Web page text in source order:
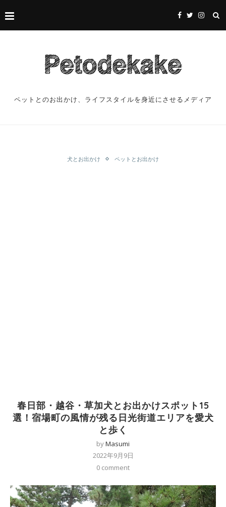
ペットとのお出かけ、ライフスタイルを身近にさせるメディア
犬とお出かけ ペットとお出かけ
春日部・越谷・草加犬とお出かけスポット15
選！宿場町の風情が残る日光街道エリアを愛犬
と歩く
byMasumi
2022年9月9日
0 comment